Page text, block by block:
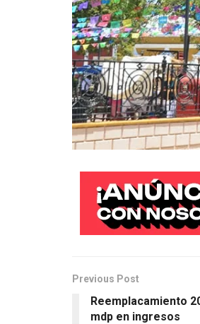
Previous Post
Reemplacamiento
mdp en ingresos